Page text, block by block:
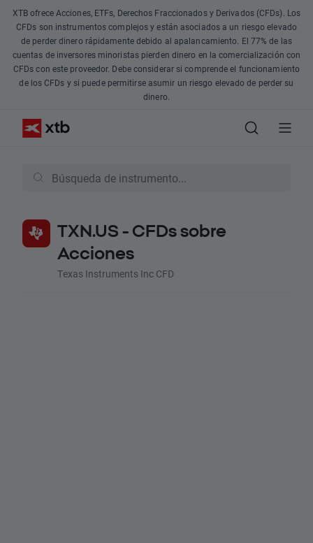
XTB ofrece Acciones, ETFs, Derechos Fraccionados y Derivados (CFDs). Los
CFDs son instrumentos complejos y están asociados a un riesgo elevado
de perder dinero rápidamente debido al apalancamiento. El 77% de las
cuentas de inversores minoristas pierden dinero en la comercialización con
CFDs con este proveedor. Debe considerar si comprende el funcionamiento
de los CFDs y si puede permitirse asumir un riesgo elevado de perder su
dinero.
TXN.US - CFDs sobre
Acciones
Texas Instruments Inc CFD